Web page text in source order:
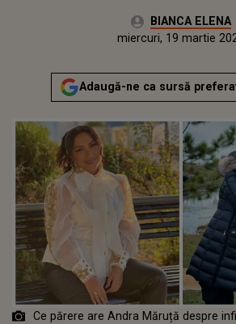
Autor:BIANCA ELENA
marți, 19 martie 2024Actualizat:
miercuri, 19 martie
Adaugă-ne ca sursă
Ce părere are Andra Măruță despre